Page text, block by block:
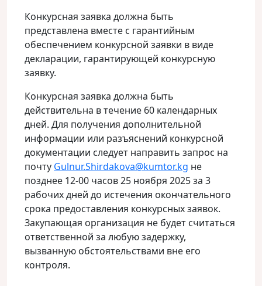
Конкурсная заявка должна быть
представлена вместе с гарантийным
обеспечением конкурсной заявки в виде
декларации, гарантирующей конкурсную
заявку.
Конкурсная заявка должна быть
действительна в течение 60 календарных
дней. Для получения дополнительной
информации или разъяснений конкурсной
документации следует направить запрос на
почту Gulnur.Shirdakova@kumtor.kg не
позднее 12-00 часов 25 ноября 2025 за 3
рабочих дней до истечения окончательного
срока предоставления конкурсных заявок.
Закупающая организация не будет считаться
ответственной за любую задержку,
вызванную обстоятельствами вне его
контроля.